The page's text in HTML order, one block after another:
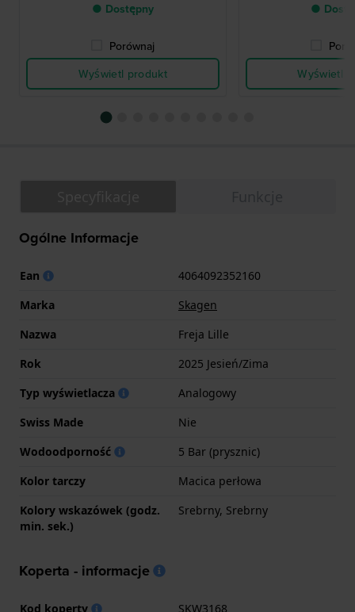
● Dostępny
Porównaj
Wyświetl produkt
●
Wyświetl
Ogólne Informacje
Ean
4064092352160
Marka
Skagen
Nazwa
Freja Lille
Rok
2025 Jesień/Zima
Typ wyświetlacza
Analogowy
Swiss Made
Nie
Wodoodporność
5 Bar (prysznic)
Kolor tarczy
Macica perłowa
Kolory wskazówek (godz.
min. sek.)
Srebrny, Srebrny
Koperta - informacje
Kod koperty
SKW3168